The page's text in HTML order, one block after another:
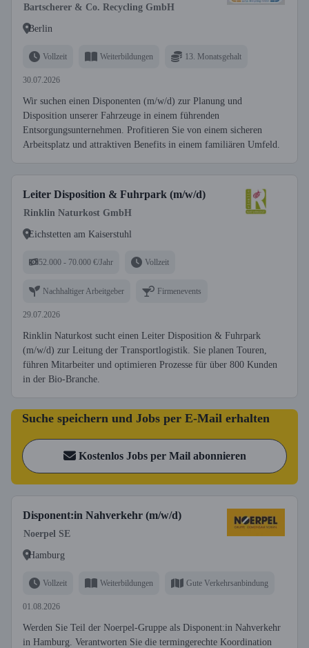
Bartscherer & Co. Recycling GmbH
Berlin
Vollzeit Weiterbildungen 13. Monatsgehalt
30.07.2026
Wir suchen einen Disponenten (m/w/d) zur Planung und
Disposition unserer Fahrzeuge in einem führenden
Entsorgungsunternehmen. Profitieren Sie von einem sicheren
Arbeitsplatz und attraktiven Benefits in einem familiären Umfeld.
Leiter Disposition & Fuhrpark (m/w/d)
Rinklin Naturkost GmbH
Eichstetten am Kaiserstuhl
52.000 - 70.000 €/Jahr Vollzeit
Nachhaltiger Arbeitgeber Firmenevents
29.07.2026
Rinklin Naturkost sucht einen Leiter Disposition & Fuhrpark
(m/w/d) zur Leitung der Transportlogistik. Sie planen Touren,
führen Mitarbeiter und optimieren Prozesse für über 800 Kunden
in der Bio-Branche.
Suche speichern und Jobs per E-Mail erhalten
Kostenlos Jobs per Mail abonnieren
Disponent:in Nahverkehr (m/w/d)
Noerpel SE
Hamburg
Vollzeit Weiterbildungen Gute Verkehrsanbindung
01.08.2026
Werden Sie Teil der Noerpel-Gruppe als Disponent:in Nahverkehr
in Hamburg. Verantworten Sie die termingerechte Koordination